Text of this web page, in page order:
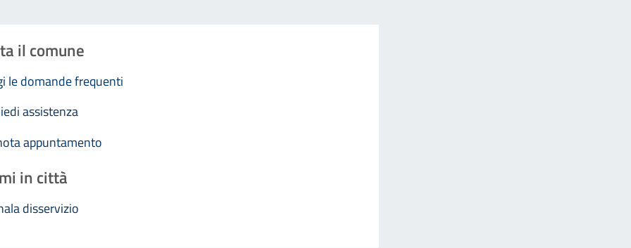
il comune
le domande frequenti
assistenza
appuntamento
in città
disservizio